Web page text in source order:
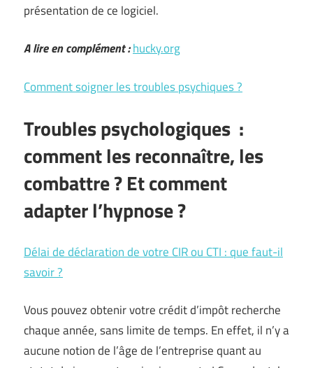
présentation de ce logiciel.
A lire en complément :hucky.org
Comment soigner les troubles psychiques ?
Troubles psychologiques :
comment les reconnaître, les
combattre ? Et comment
adapter l’hypnose ?
Délai de déclaration de votre CIR ou CTI : que faut-il
savoir ?
Vous pouvez obtenir votre crédit d’impôt recherche
chaque année, sans limite de temps. En effet, il n’y a
aucune notion de l’âge de l’entreprise quant au